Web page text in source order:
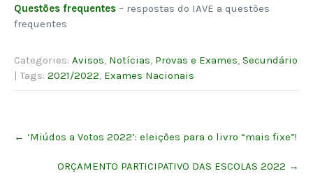
Questões frequentes – respostas do IAVE a questões
frequentes
Categories: Avisos, Notícias, Provas e Exames, Secundário
| Tags: 2021/2022, Exames Nacionais
navigation
← ‘Miúdos a Votos 2022’: eleições para o livro “mais fixe”!
ORÇAMENTO PARTICIPATIVO DAS ESCOLAS 2022 →